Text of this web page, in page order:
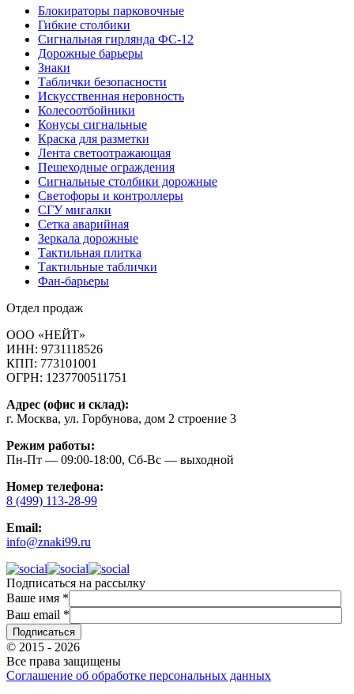
Блокираторы парковочные
Гибкие столбики
Сигнальная гирлянда ФС-12
Дорожные барьеры
Знаки
Таблички безопасности
Искусственная неровность
Колесоотбойники
Конусы сигнальные
Краска для разметки
Лента светоотражающая
Пешеходные ограждения
Сигнальные столбики дорожные
Светофоры и контроллеры
СГУ мигалки
Cетка аварийная
Зеркала дорожные
Тактильная плитка
Тактильные таблички
Фан-барьеры
Отдел продаж
ООО «НЕЙТ»
ИНН: 9731118526
КПП: 773101001
ОГРН: 1237700511751
Адрес (офис и склад):
г. Москва, ул. Горбунова, дом 2 строение 3
Режим работы:
Пн-Пт — 09:00-18:00, Сб-Вс — выходной
Номер телефона:
8 (499) 113-28-99
Email:
info@znaki99.ru
Подписаться на рассылку
Ваше имя *
Ваш email *
© 2015 - 2026
Все права защищены
Соглашение об обработке персональных данных